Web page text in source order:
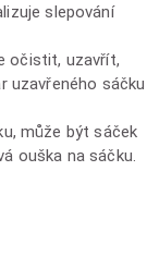
slepování
očistit, uzavřít,
uzavřeného sáčku
může být sáček
ouška na sáčku.